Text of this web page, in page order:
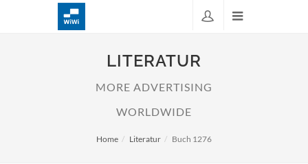
LITERATUR
MORE ADVERTISING
WORLDWIDE
Home Literatur Buch 1276